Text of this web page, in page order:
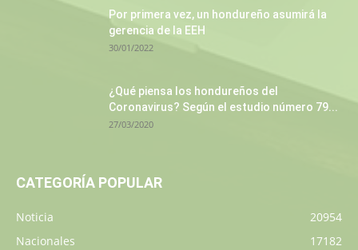
Por primera vez, un hondureño asumirá la
gerencia de la EEH
30/01/2022
¿Qué piensa los hondureños del
Coronavirus? Según el estudio número 79...
27/03/2020
CATEGORÍA POPULAR
Noticia
20954
Nacionales
17182